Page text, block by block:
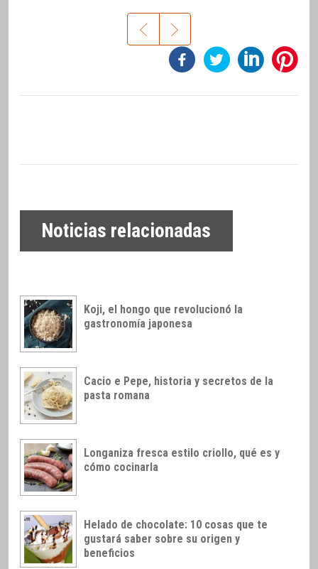
Noticias relacionadas
Koji, el hongo que revolucionó la
gastronomía japonesa
Cacio e Pepe, historia y secretos de la
pasta romana
Longaniza fresca estilo criollo, qué es y
cómo cocinarla
Helado de chocolate: 10 cosas que te
gustará saber sobre su origen y
beneficios